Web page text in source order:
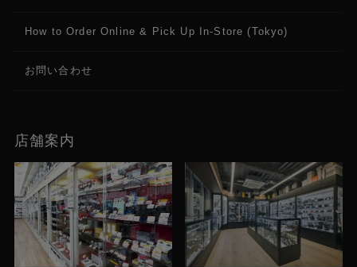
How to Order Online & Pick Up In-Store (Tokyo)
お問い合わせ
店舗案内